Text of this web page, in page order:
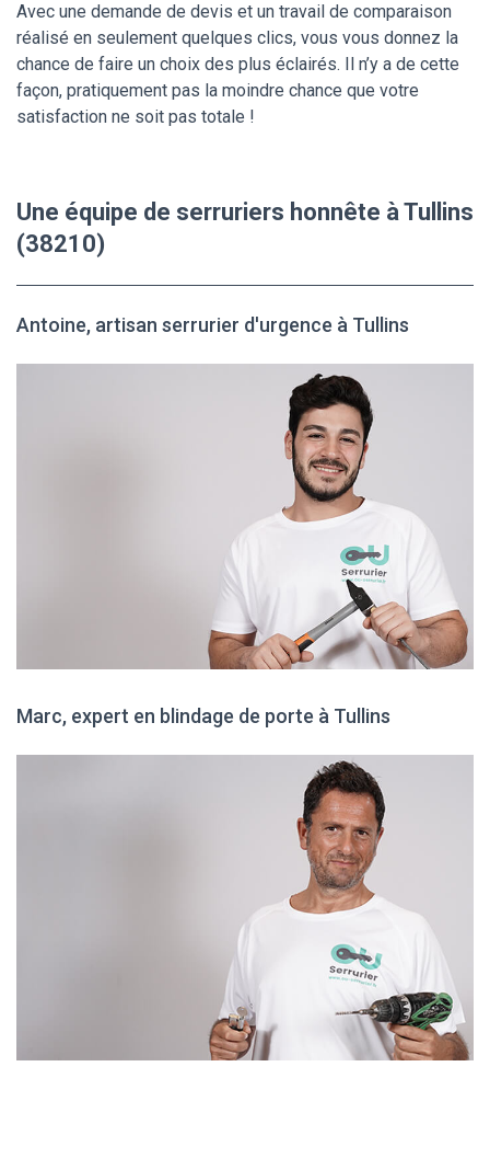
Avec une demande de devis et un travail de comparaison
réalisé en seulement quelques clics, vous vous donnez la
chance de faire un choix des plus éclairés. Il n’y a de cette
façon, pratiquement pas la moindre chance que votre
satisfaction ne soit pas totale !
Une équipe de serruriers honnête à Tullins
(38210)
Antoine, artisan serrurier d'urgence à Tullins
Marc, expert en blindage de porte à Tullins